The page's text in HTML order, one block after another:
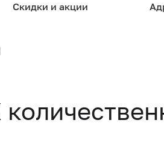
Скидки и акции